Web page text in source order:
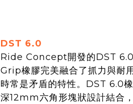
DST 6.0
Ride Concept開發的DST
Grip橡膠完美融合了抓力與耐
時常是矛盾的特性。DST 6.0
深12mm六角形塊狀設計結合